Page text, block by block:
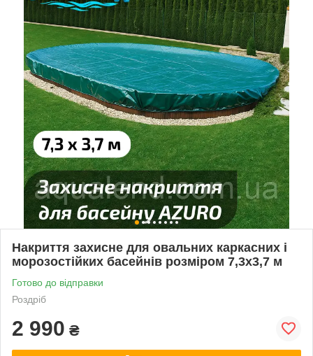
Накриття захисне для овальних каркасних і
морозостійких басейнів розміром 7,3х3,7 м
Готово до відправки
Роздріб
2 990 ₴